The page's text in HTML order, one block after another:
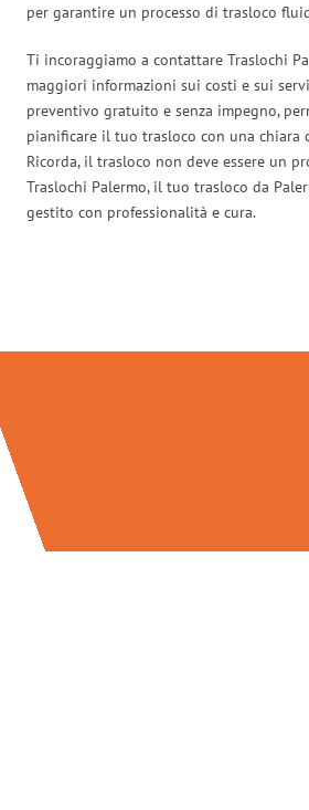
per garantire un processo di trasloco
Ti incoraggiamo a contattare Traslochi
maggiori informazioni sui costi e sui
preventivo gratuito e senza impegno,
pianificare il tuo trasloco con una chiara
Ricorda, il trasloco non deve essere un
Traslochi Palermo, il tuo trasloco da
gestito con professionalità e cura.